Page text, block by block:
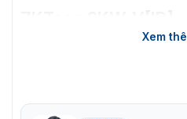
Thiết bị ZKTeco SKW-V[ID]
để kiểm soát vào ra bởi những
Xem